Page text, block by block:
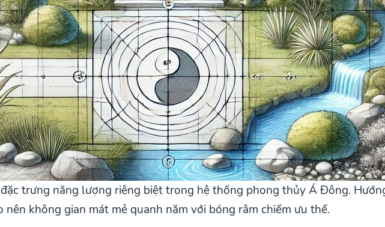
trưng năng lượng riêng biệt trong hệ thống phong thủy Á Đông.
không gian mát mẻ quanh năm với bóng râm chiếm ưu thế.